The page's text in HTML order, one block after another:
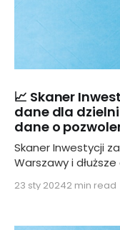
📈 Skaner
dane dla
dane o
Skaner Inwestycji
Warszawy i
23 sty 20242 min read